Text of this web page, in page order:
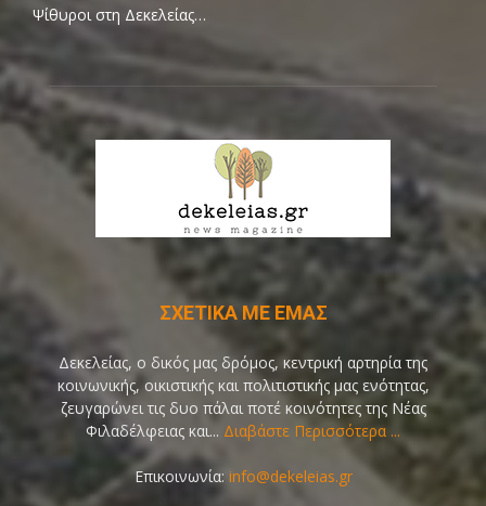
Ψίθυροι στη Δεκελείας…
ΣΧΕΤΙΚΑ ΜΕ ΕΜΑΣ
Δεκελείας, ο δικός μας δρόμος, κεντρική αρτηρία της
κοινωνικής, οικιστικής και πολιτιστικής μας ενότητας,
ζευγαρώνει τις δυο πάλαι ποτέ κοινότητες της Νέας
Φιλαδέλφειας και... Διαβάστε Περισσότερα ...
Επικοινωνία: info@dekeleias.gr